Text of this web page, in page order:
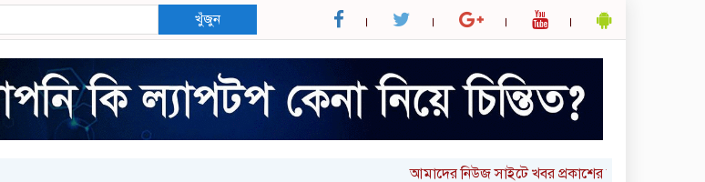
খুঁজুন
আমাদের নিউজ সাইটে খবর প্রকাশের জন্য আপনার